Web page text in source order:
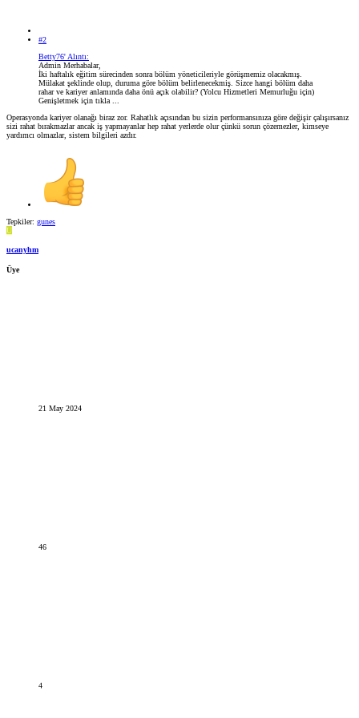
#2
Betty76' Alıntı:
Admin Merhabalar,
İki haftalık eğitim sürecinden sonra bölüm yöneticileriyle görüşmemiz olacakmış.
Mülakat şeklinde olup, duruma göre bölüm belirlenecekmiş. Sizce hangi bölüm daha
rahar ve kariyer anlamında daha önü açık olabilir? (Yolcu Hizmetleri Memurluğu için)
Genişletmek için tıkla ...
Operasyonda kariyer olanağı biraz zor. Rahatlık açısından bu sizin performansınıza göre değişir çalışırsanız
sizi rahat bırakmazlar ancak iş yapmayanlar hep rahat yerlerde olur çünkü sorun çözemezler, kimseye
yardımcı olmazlar, sistem bilgileri azdır.
Tepkiler: gunes
U
ucanyhm
Üye
21 May 2024
46
4